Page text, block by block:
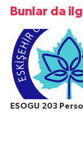
Bunlar da
ESOGU 203